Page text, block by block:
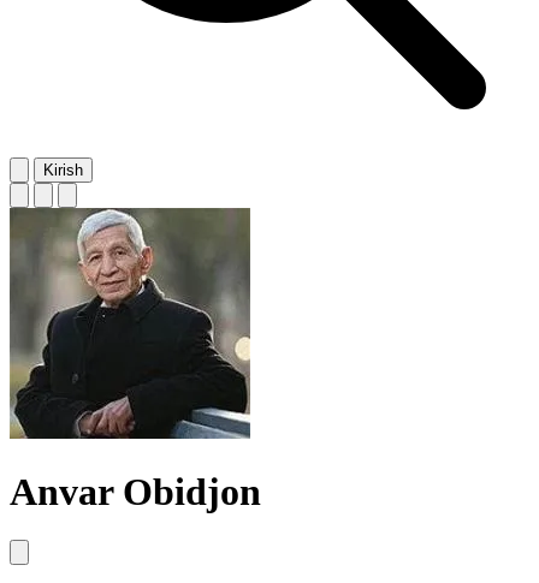
Kirish
Anvar Obidjon